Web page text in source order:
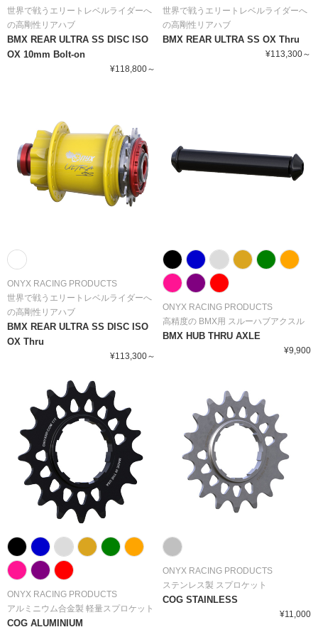
世界で戦うエリートレベルライダーへ
の高剛性リアハブ
BMX REAR ULTRA SS DISC ISO
OX 10mm Bolt-on
¥118,800～
世界で戦うエリートレベルライダーへ
の高剛性リアハブ
BMX REAR ULTRA SS OX Thru
¥113,300～
ONYX RACING PRODUCTS
世界で戦うエリートレベルライダーへ
の高剛性リアハブ
BMX REAR ULTRA SS DISC ISO
OX Thru
¥113,300～
ONYX RACING PRODUCTS
高精度の BMX用 スルーハブアクスル
BMX HUB THRU AXLE
¥9,900
ONYX RACING PRODUCTS
アルミニウム合金製 軽量スプロケット
COG ALUMINIUM
ONYX RACING PRODUCTS
ステンレス製 スプロケット
COG STAINLESS
¥11,000